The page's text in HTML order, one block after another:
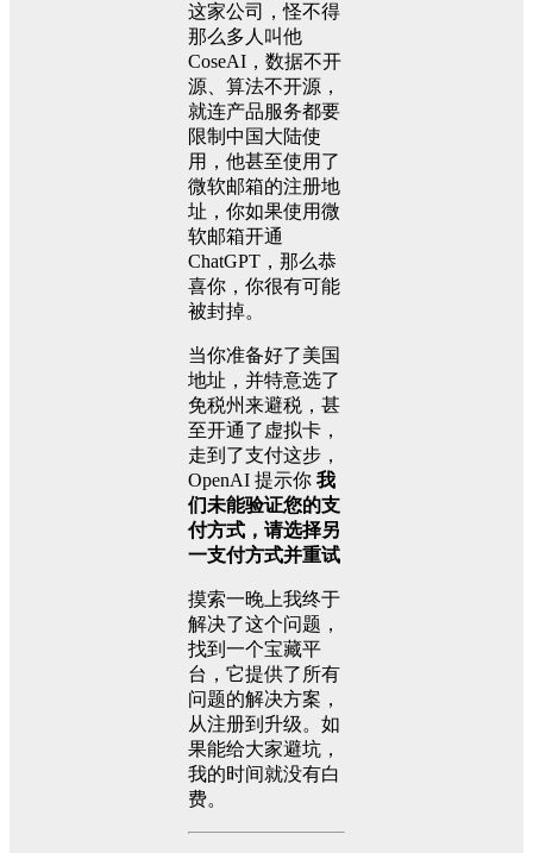
这家公司，怪不得
那么多人叫他
CoseAI，数据不开
源、算法不开源，
就连产品服务都要
限制中国大陆使
用，他甚至使用了
微软邮箱的注册地
址，你如果使用微
软邮箱开通
ChatGPT，那么恭
喜你，你很有可能
被封掉。
当你准备好了美国
地址，并特意选了
免税州来避税，甚
至开通了虚拟卡，
走到了支付这步，
OpenAI 提示你 我
们未能验证您的支
付方式，请选择另
一支付方式并重试
摸索一晚上我终于
解决了这个问题，
找到一个宝藏平
台，它提供了所有
问题的解决方案，
从注册到升级。如
果能给大家避坑，
我的时间就没有白
费。